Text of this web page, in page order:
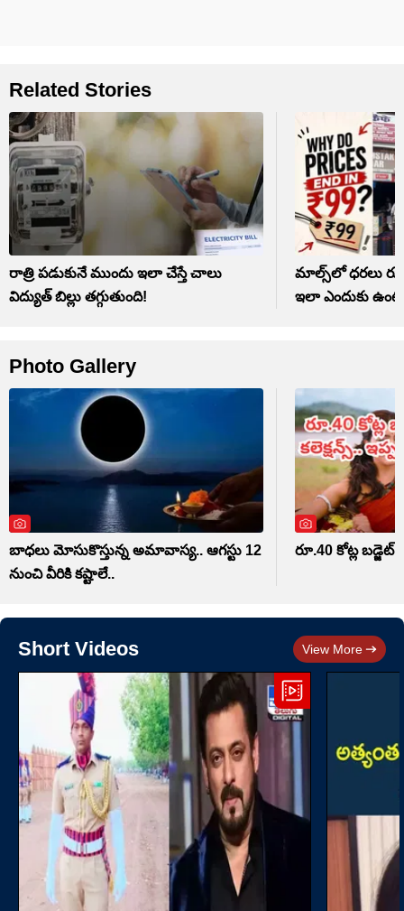
Related Stories
రాత్రి పడుకునే ముందు ఇలా చేస్తే చాలు
విద్యుత్ బిల్లు తగ్గుతుంది!
మాల్స్‌లో ధరలు
ఇలా ఎందుకు
Photo Gallery
బాధలు మోసుకొస్తున్న అమావాస్య.. ఆగస్టు 12
నుంచి వీరికి కష్టాలే..
రూ.40 కోట్ల బడ్జెట్..
Short Videos View More